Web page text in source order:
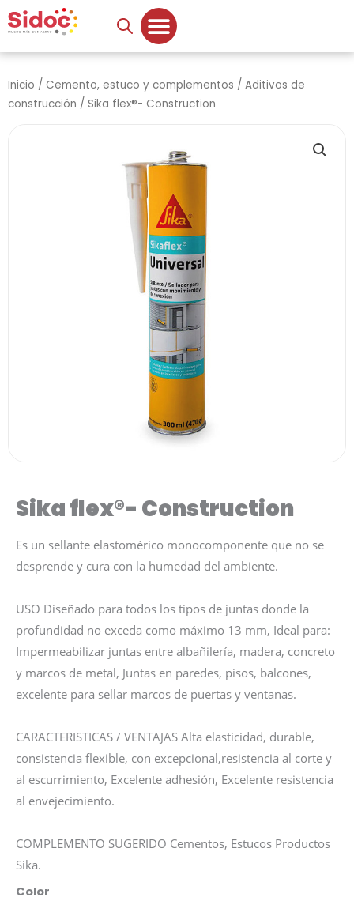
al
contenido
Inicio / Cemento, estuco y complementos / Aditivos de
construcción / Sika flex®- Construction
Sika flex®- Construction
Es un sellante elastomérico monocomponente que no se
desprende y cura con la humedad del ambiente.
USO Diseñado para todos los tipos de juntas donde la
profundidad no exceda como máximo 13 mm, Ideal para:
Impermeabilizar juntas entre albañilería, madera, concreto
y marcos de metal, Juntas en paredes, pisos, balcones,
excelente para sellar marcos de puertas y ventanas.
CARACTERISTICAS / VENTAJAS Alta elasticidad, durable,
consistencia flexible, con excepcional,resistencia al corte y
al escurrimiento, Excelente adhesión, Excelente resistencia
al envejecimiento.
COMPLEMENTO SUGERIDO Cementos, Estucos Productos
Sika.
Color
Sika